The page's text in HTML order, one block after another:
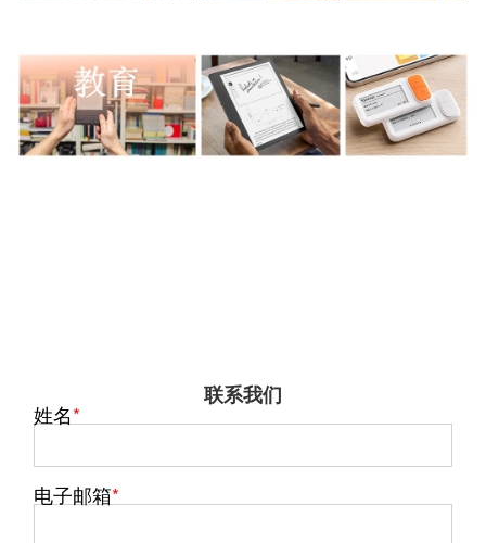
联系我们
姓名
电子邮箱